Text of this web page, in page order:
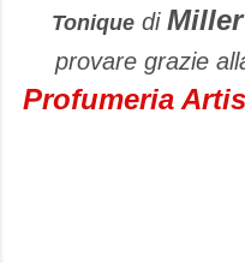
Toniquedi
provare grazie
Profumeria